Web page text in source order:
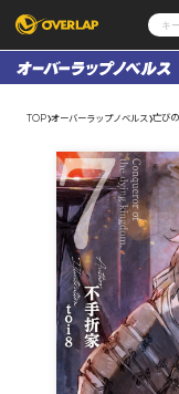
コミックガルド
コミッククリエ
その他
コミックエッセイ
ポケットモンスター
アニメ
ゲーム
企業
会社概要
採用情報
アクセス
オーバーラップホ
TOP オーバーラップノベルス 亡び